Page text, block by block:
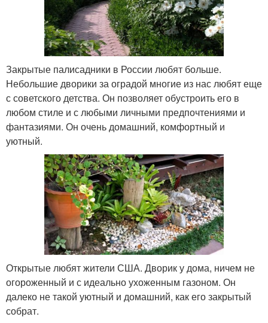
Закрытые палисадники в России любят больше.
Небольшие дворики за оградой многие из нас любят еще
с советского детства. Он позволяет обустроить его в
любом стиле и с любыми личными предпочтениями и
фантазиями. Он очень домашний, комфортный и
уютный.
Открытые любят жители США. Дворик у дома, ничем не
огороженный и с идеально ухоженным газоном. Он
далеко не такой уютный и домашний, как его закрытый
собрат.